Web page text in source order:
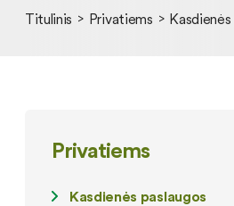
Titulinis Privatiems Kasdienės
Privatiems
Kasdienės paslaugos